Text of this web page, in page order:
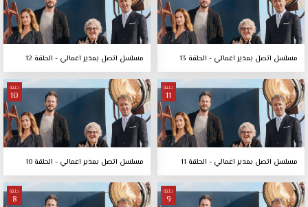
مسلسل اتصل بمدير اعمالي - الحلقة 13 مسلسل اتصل بمدير اعمالي - الحلقة 12
حلقة
11
مسلسل اتصل بمدير اعمالي - الحلقة 11
حلقة
10
مسلسل اتصل بمدير اعمالي - الحلقة 10
حلقة
9
حلقة
8